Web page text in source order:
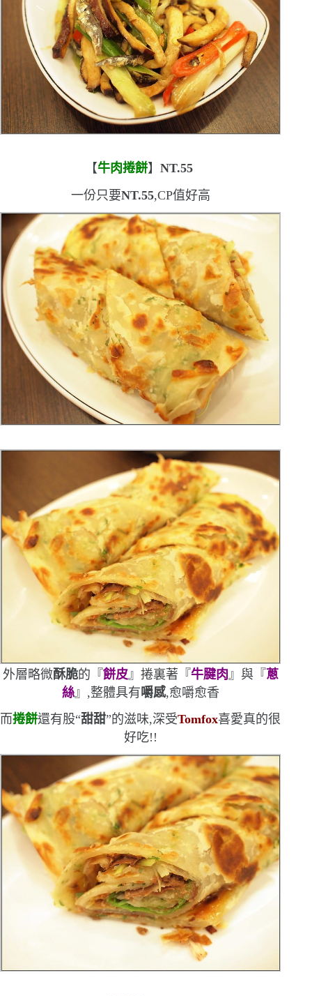
【牛肉捲餅】NT.55
一份只要NT.55,CP值好高
外層略微酥脆的『餅皮』捲裏著『牛腱肉 』與『蔥
絲』,整體具有嚼感,愈嚼愈香
而捲餅還有股“甜甜”的滋味,深受Tomfox喜愛真的很
好吃!!